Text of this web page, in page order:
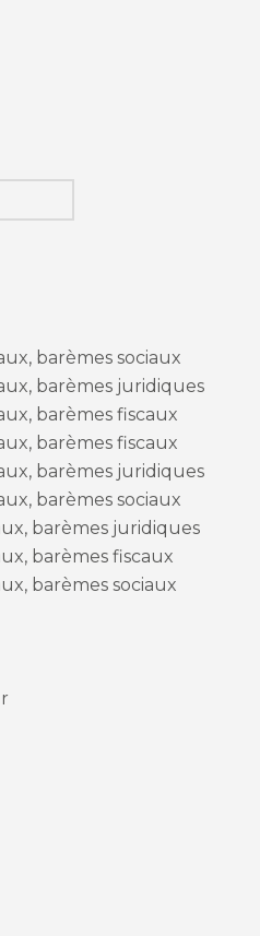
barèmes sociaux
barèmes juridiques
barèmes fiscaux
barèmes fiscaux
barèmes juridiques
barèmes sociaux
barèmes juridiques
barèmes fiscaux
barèmes sociaux